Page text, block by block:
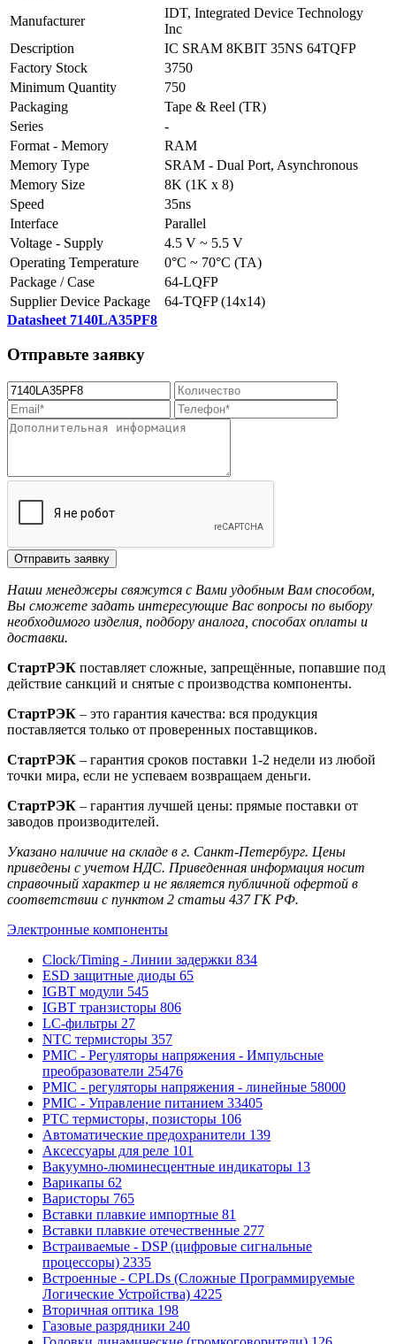
Manufacturer
IDT, Integrated Device Technology
Inc
Description
IC SRAM 8KBIT 35NS 64TQFP
Factory Stock
3750
Minimum Quantity
750
Packaging
Tape & Reel (TR)
Series
-
Format - Memory
RAM
Memory Type
SRAM - Dual Port, Asynchronous
Memory Size
8K (1K x 8)
Speed
35ns
Interface
Parallel
Voltage - Supply
4.5 V ~ 5.5 V
Operating Temperature
0°C ~ 70°C (TA)
Package / Case
64-LQFP
Supplier Device Package
64-TQFP (14x14)
Datasheet 7140LA35PF8
Отправьте заявку
Отправить заявку
Наши менеджеры свяжутся с Вами удобным Вам способом,
Вы сможете задать интересующие Вас вопросы по выбору
необходимого изделия, подбору аналога, способах оплаты и
доставки.
СтартРЭК поставляет сложные, запрещённые, попавшие под
действие санкций и снятые с производства компоненты.
СтартРЭК – это гарантия качества: вся продукция
поставляется только от проверенных поставщиков.
СтартРЭК – гарантия сроков поставки 1-2 недели из любой
точки мира, если не успеваем возвращаем деньги.
СтартРЭК – гарантия лучшей цены: прямые поставки от
заводов производителей.
Указано наличие на складе в г. Санкт-Петербург. Цены
приведены с учетом НДС. Приведенная информация носит
справочный характер и не является публичной офертой в
соответствии с пунктом 2 статьи 437 ГК РФ.
Электронные компоненты
Clock/Timing - Линии задержки 834
ESD защитные диоды 65
IGBT модули 545
IGBT транзисторы 806
LC-фильтры 27
NTC термисторы 357
PMIC - Регуляторы напряжения - Импульсные
преобразователи 25476
PMIC - регуляторы напряжения - линейные 58000
PMIC - Управление питанием 33405
PTC термисторы, позисторы 106
Автоматические предохранители 139
Аксессуары для реле 101
Вакуумно-люминесцентные индикаторы 13
Варикапы 62
Варисторы 765
Вставки плавкие импортные 81
Вставки плавкие отечественные 277
Встраиваемые - DSP (цифровые сигнальные
процессоры) 2335
Встроенные - CPLDs (Сложные Программируемые
Логические Устройства) 4225
Вторичная оптика 198
Газовые разрядники 240